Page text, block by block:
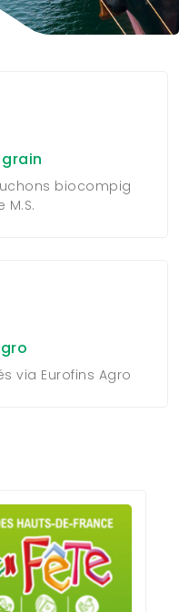
grain
biocompig
M.S.
via Eurofins Agro